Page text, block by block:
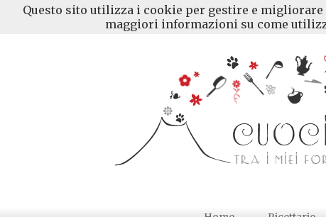
Questo sito utilizza i cookie per gestire e
maggiori informazioni su come